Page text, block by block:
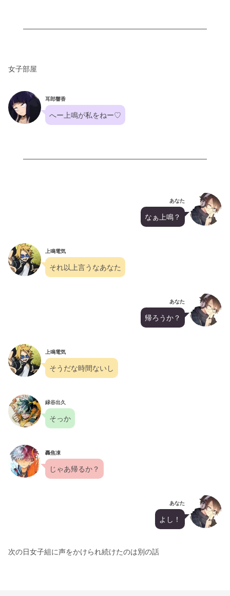
女子部屋
耳郎響香
へー上鳴が私をねー♡
あなた
なぁ上鳴？
上鳴電気
それ以上言うなあなた
あなた
帰ろうか？
上鳴電気
そうだな時間ないし
緑谷出久
そっか
轟焦凍
じゃあ帰るか？
あなた
よし！
次の日女子組に声をかけられ続けたのは別の話